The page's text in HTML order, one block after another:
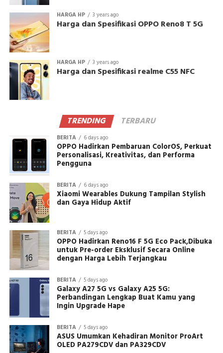
HARGA HP 3 years ago
Harga dan Spesifikasi OPPO Reno8 T 5G
HARGA HP 3 years ago
Harga dan Spesifikasi realme C55 NFC
TRENDING TERBARU
BERITA 6 days ago
OPPO Hadirkan Pembaruan ColorOS, Perkuat
Personalisasi, Kreativitas, dan Performa
Pengguna
BERITA 6 days ago
Xiaomi Wearables Dukung Tampilan Stylish
dan Gaya Hidup Aktif
BERITA 5 days ago
OPPO Hadirkan Reno16 F 5G Eco Pack,Dibuka
untuk Pre-order Eksklusif Secara Online
dengan Harga Lebih Terjangkau
BERITA 5 days ago
Galaxy A27 5G vs Galaxy A25 5G:
Perbandingan Lengkap Buat Kamu yang
Ingin Upgrade Hape
BERITA 5 days ago
ASUS Umumkan Kehadiran Monitor ProArt
OLED PA279CDV dan PA329CDV